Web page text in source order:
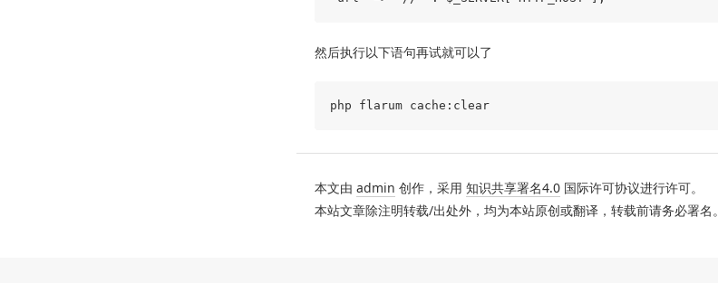
然后执行以下语句再试就可以了
php flarum cache:clear
本文由 admin 创作，采用 知识共享署名4.0 国际许可协议进行许可。
本站文章除注明转载/出处外，均为本站原创或翻译，转载前请务必署名。